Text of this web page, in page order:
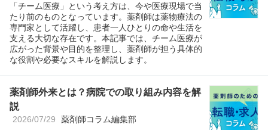
「チーム医療」という考え方は、今や医療現場で当
たり前のものとなっています。薬剤師は薬物療法の
専門家として活躍し、患者一人ひとりの命や生活を
支える大切な存在です。本記事では、チーム医療が
広がった背景や目的を整理し、薬剤師が担う具体的
な役割や必要なスキルを解説します。
薬剤師外来とは？病院での取り組み内容を解
説
2026/07/29 薬剤師コラム編集部